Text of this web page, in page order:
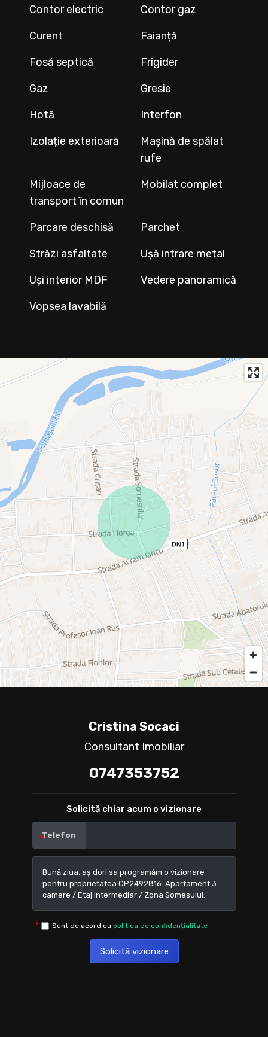
Contor electric
Contor gaz
Curent
Faianță
Fosă septică
Frigider
Gaz
Gresie
Hotă
Interfon
Izolație exterioară
Mașină de spălat
rufe
Mijloace de
transport în comun
Mobilat complet
Parcare deschisă
Parchet
Străzi asfaltate
Ușă intrare metal
Uși interior MDF
Vedere panoramică
Vopsea lavabilă
Cristina Socaci
Consultant Imobiliar
0747353752
Solicită chiar acum o vizionare
Telefon
Sunt de acord cu politica de confidențialitate
Solicită vizionare